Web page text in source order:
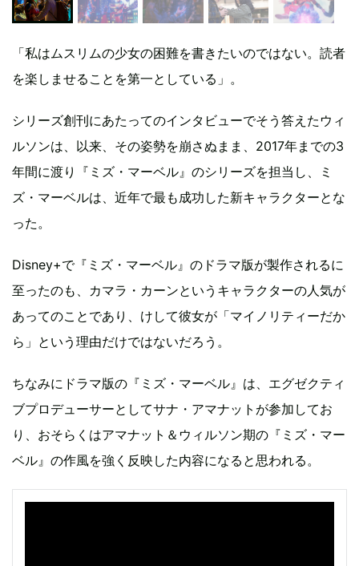
「私はムスリムの少女の困難を書きたいのではない。読者
を楽しませることを第一としている」。
シリーズ創刊にあたってのインタビューでそう答えたウィ
ルソンは、以来、その姿勢を崩さぬまま、2017年までの3
年間に渡り『ミズ・マーベル』のシリーズを担当し、ミ
ズ・マーベルは、近年で最も成功した新キャラクターとな
った。
Disney+で『ミズ・マーベル』のドラマ版が製作されるに
至ったのも、カマラ・カーンというキャラクターの人気が
あってのことであり、けして彼女が「マイノリティーだか
ら」という理由だけではないだろう。
ちなみにドラマ版の『ミズ・マーベル』は、エグゼクティ
ブプロデューサーとしてサナ・アマナットが参加してお
り、おそらくはアマナット＆ウィルソン期の『ミズ・マー
ベル』の作風を強く反映した内容になると思われる。